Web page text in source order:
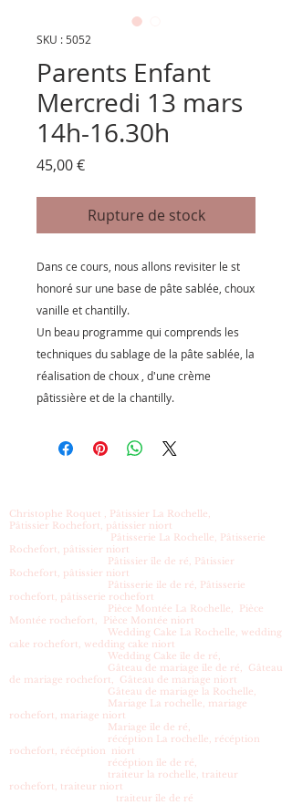
SKU : 5052
Parents Enfant
Mercredi 13 mars
14h-16.30h
45,00 €Prix
Rupture de stock
Dans ce cours, nous allons revisiter le st
honoré sur une base de pâte sablée, choux
vanille et chantilly.
Un beau programme qui comprends les
techniques du sablage de la pâte sablée, la
réalisation de choux , d'une crème
pâtissière et de la chantilly.
Christophe Roquet , Pâtissier La Rochelle,
Pâtissier Rochefort, pâtissier niort
Pâtisserie La Rochelle, Pâtisserie
Rochefort, pâtissier niort
Pâtissier île de ré, Pâtissier
Rochefort, pâtissier niort
Pâtisserie ile de ré, Pâtisserie
rochefort, pâtisserie rochefort
Pièce Montée La Rochelle, Pièce
Montée rochefort, Pièce Montée niort
Wedding Cake La Rochelle, wedding
cake rochefort, wedding cake niort
Wedding Cake île de ré,
Gâteau de mariage île de ré, Gâteau
de mariage rochefort, Gâteau de mariage niort
Gâteau de mariage la Rochelle,
Mariage La rochelle, mariage
rochefort, mariage niort
Mariage île de ré,
récéption La rochelle, récéption
rochefort, récéption niort
récéption île de ré,
traiteur la rochelle, traiteur
rochefort, traiteur niort
traiteur île de ré